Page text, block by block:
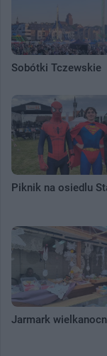
Sobótki Tczewskie
Piknik na osiedlu
Jarmark